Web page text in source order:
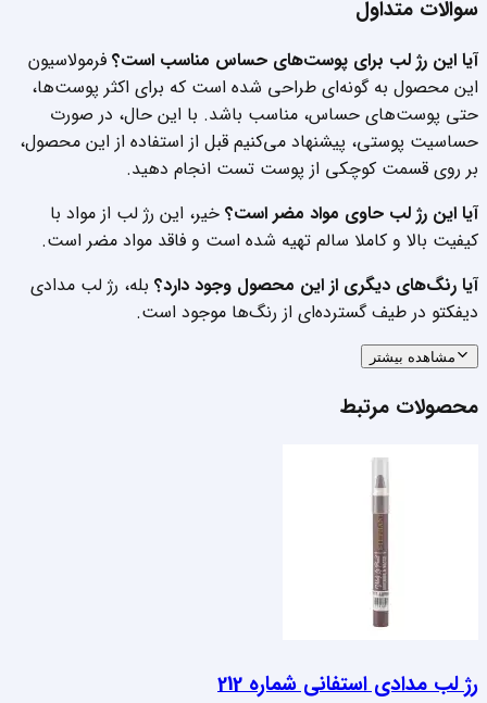
سوالات متداول
آیا این رژ لب برای پوست‌های حساس مناسب است؟ فرمولاسیون
این محصول به گونه‌ای طراحی شده است که برای اکثر پوست‌ها،
حتی پوست‌های حساس، مناسب باشد. با این حال، در صورت
حساسیت پوستی، پیشنهاد می‌کنیم قبل از استفاده از این محصول،
بر روی قسمت کوچکی از پوست تست انجام دهید.
آیا این رژ لب حاوی مواد مضر است؟ خیر، این رژ لب از مواد با
کیفیت بالا و کاملا سالم تهیه شده است و فاقد مواد مضر است.
آیا رنگ‌های دیگری از این محصول وجود دارد؟ بله، رژ لب مدادی
دیفکتو در طیف گسترده‌ای از رنگ‌ها موجود است.
مشاهده بیشتر
محصولات مرتبط
رژ لب مدادی استفانی شماره 212